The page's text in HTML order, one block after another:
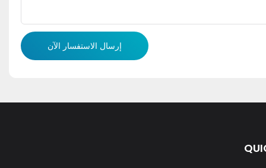
إرسال الاستفسار الآن